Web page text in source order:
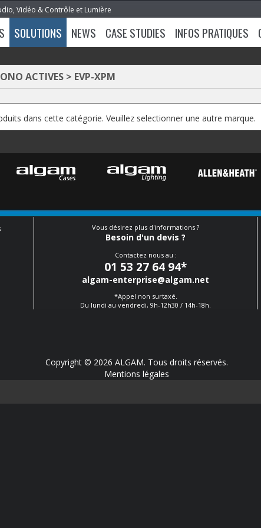
Vidéo & Contrôle et Lumière
SOLUTIONS NEWS CASE STUDIES INFOS PRATIQUES
ACTIVES > EVP-XPM
dans cette catégorie. Veuillez selectionner une autre marque.
Vous désirez plus d'informations ?
Besoin d'un devis ?
Contactez nous au :
01 53 27 64 94*
algam-enterprise@algam.net
*Appel non surtaxé.
Du lundi au vendredi, 9h-12h30 / 14h-18h.
Copyright © 2026 ALGAM. Tous droits réservés.
Mentions légales